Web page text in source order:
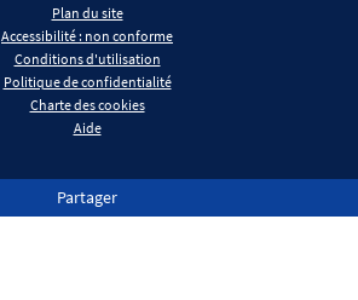
Plan du site
Accessibilité : non conforme
Conditions d'utilisation
Politique de confidentialité
Charte des cookies
Aide
Partager